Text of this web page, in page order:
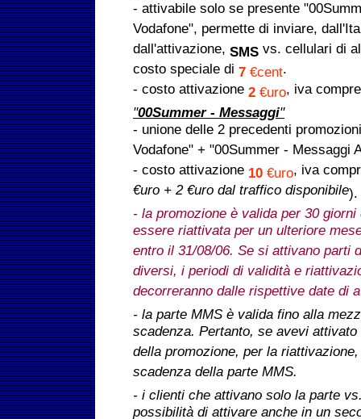
- attivabile solo se presente
Vodafone", permette di inviare,
dall'attivazione, SMS vs. cellulari di
costo speciale di 7 €cent.
- costo attivazione 2 €uro, iva
"00Summer - Messaggi"
- unione delle 2 precedenti
Vodafone" + "00Summer - Messaggi
- costo attivazione 10 €uro, iva
€uro + 2 €uro dal traffico disponibile).
- la promozione è valida per 30
essere riattivata per un ulteriore
entro il 31/08/06. Se si attivano parti
diversi, i periodi di validità e
decorreranno dalle rispettive date di
- la parte MMS è valida fino alla
scadenza. Pertanto, se avevi
della promozione, per la
scadenza della parte MMS.
- i clienti che attivano solo la parte
possibilità di attivare anche in un